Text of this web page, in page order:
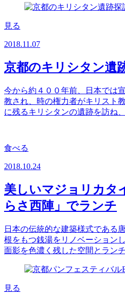
見る
2018.11.07
京都のキリシタン遺
今から約４００年前、日本では
教され、時の権力者がキリスト
に残るキリシタンの遺跡を訪ね
食べる
2018.10.24
美しいマジョリカタ
らさ西陣」でランチ
日本の伝統的な建築様式である
根をもつ銭湯をリノベーション
面影を色濃く残した空間とラン
見る